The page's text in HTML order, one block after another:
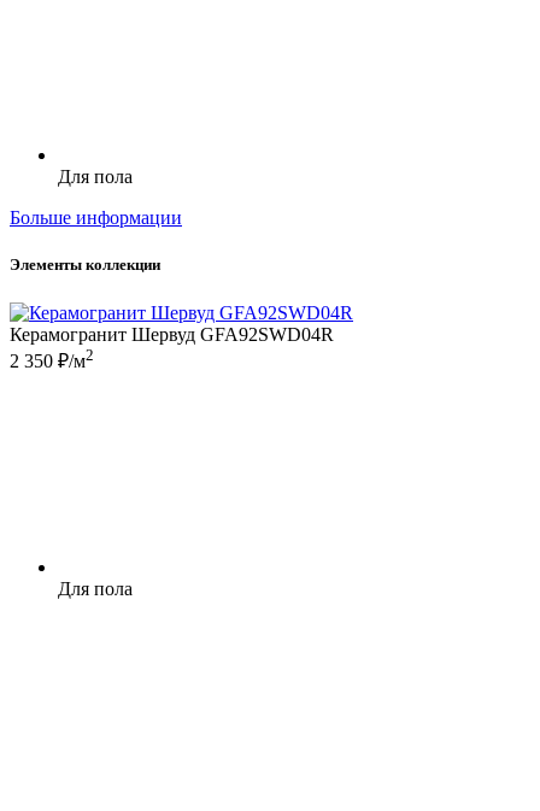
Для пола
Больше информации
Элементы коллекции
Керамогранит Шервуд GFA92SWD04R
2 350 ₽/м2
Для пола